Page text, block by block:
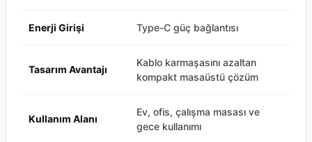
Enerji Girişi Type-C güç bağlantısı
Tasarım Avantajı
Kablo karmaşasını azaltan
kompakt masaüstü çözüm
Kullanım Alanı
Ev, ofis, çalışma masası ve
gece kullanımı